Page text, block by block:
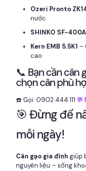
Ozeri Pronto
nước
SHINKO SF-400A
Kern EMB 5.5K1 –
cao
📞 Bạn cần cân
chọn cân phù
☎️ Gọi: 0902 444 111 💬
🎯 Đừng để
mỗi ngày!
Cân gạo gia đình giúp
nguyên liệu – sống